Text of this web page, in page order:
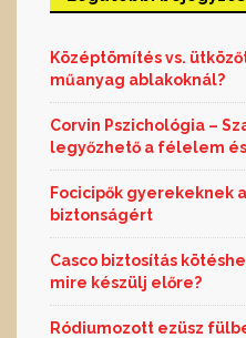
Középtömítés vs.
műanyag ablakoknál?
Corvin Pszichológia –
legyőzhető a félelem
Focicipők gyerekeknek
biztonságért
Casco biztosítás
mire készülj előre?
Ródiumozott ezüsz